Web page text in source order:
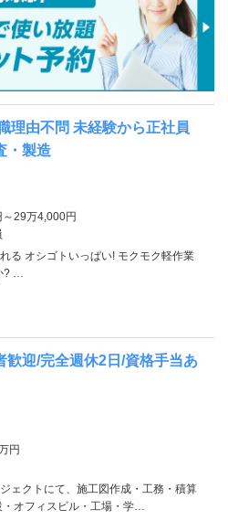
理由不問 未経験から正社員
・製造
29万4,000円
る オシゴトいっぱい! モクモク軽作業
? …
歓迎/完全週休2日/資格手当あ
円
ェクトにて、施工図作成・工務・積算
オフィスビル・工場・学…